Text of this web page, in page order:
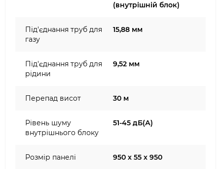
(внутрішній блок)
Під'єднання труб для
газу
15,88 мм
Під'єднання труб для
рідини
9,52 мм
Перепад висот 30 м
Рівень шуму
внутрішнього блоку
51-45 дБ(А)
Розмір панелі 950 х 55 х 950